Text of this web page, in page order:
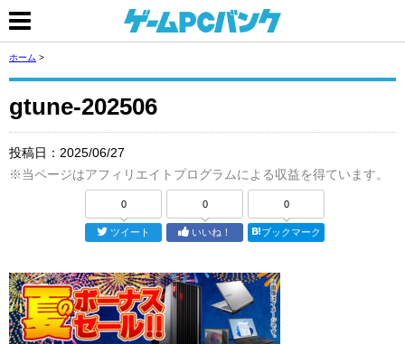
ホーム >
gtune-202506
投稿日： 2025/06/27
※当ページはアフィリエイトプログラムによる収益を得ています。
0
ツイート
0
いいね！
0
ブックマーク